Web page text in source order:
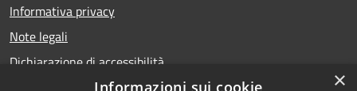
Informativa privacy
Note legali
Dichiarazione di accessibilità
×
Informazioni sui cookie